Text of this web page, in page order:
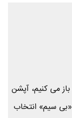
می کنیم، آپشن
سیم» انتخاب